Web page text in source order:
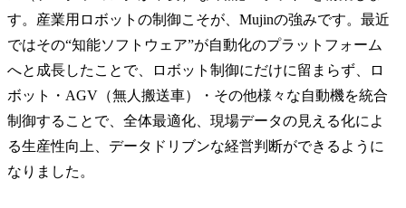
す。産業用ロボットの制御こそが、Mujinの強みです。最近
ではその“知能ソフトウェア”が自動化のプラットフォーム
へと成長したことで、ロボット制御にだけに留まらず、ロ
ボット・AGV（無人搬送車）・その他様々な自動機を統合
制御することで、全体最適化、現場データの見える化によ
る生産性向上、データドリブンな経営判断ができるように
なりました。